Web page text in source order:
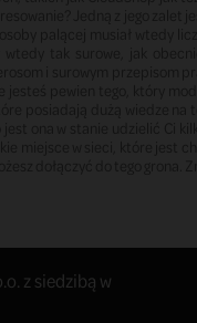
z siedzibą w